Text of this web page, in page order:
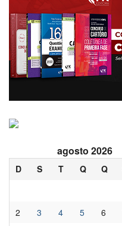
agosto 2026
D S T Q Q
2
3 4 5 6